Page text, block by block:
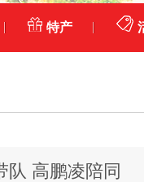
特产
队 高鹏凌陪同